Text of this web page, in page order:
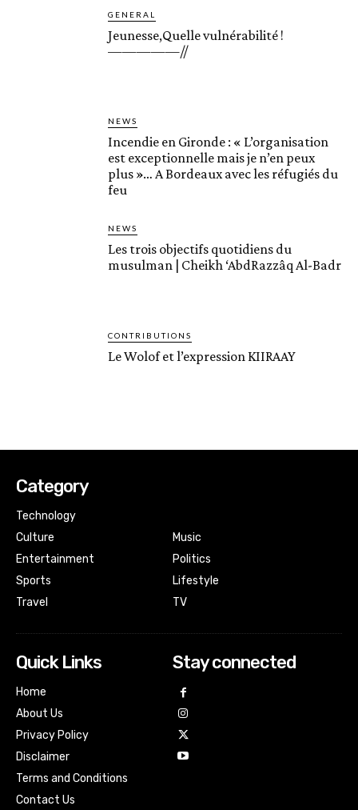
GENERAL
Jeunesse,Quelle vulnérabilité !
—————//
NEWS
Incendie en Gironde : « L’organisation
est exceptionnelle mais je n’en peux
plus »… A Bordeaux avec les réfugiés du
feu
NEWS
Les trois objectifs quotidiens du
musulman | Cheikh ‘AbdRazzâq Al-Badr
CONTRIBUTIONS
Le Wolof et l’expression KIIRAAY
Category
Technology
Culture
Entertainment
Sports
Travel
Music
Politics
Lifestyle
TV
Quick Links
Home
About Us
Privacy Policy
Disclaimer
Terms and Conditions
Contact Us
Stay connected